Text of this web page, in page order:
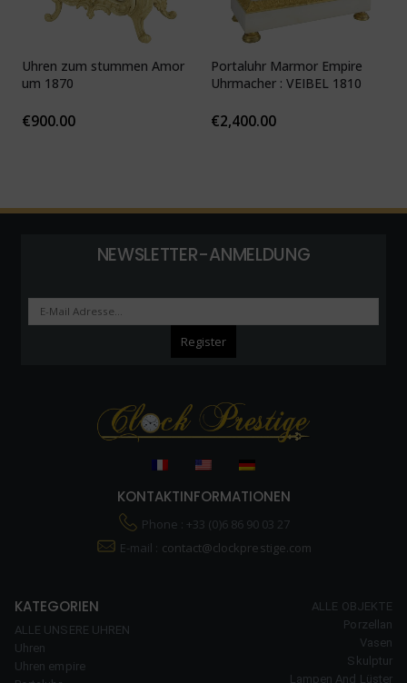
Uhren zum stummen Amor
um 1870
€900.00
Portaluhr Marmor Empire
Uhrmacher : VEIBEL 1810
€2,400.00
NEWSLETTER-ANMELDUNG
KONTAKTINFORMATIONEN
Phone : +33 (0)6 86 90 03 27
E-mail : contact@clockprestige.com
KATEGORIEN
ALLE UNSERE UHREN
Uhren
Uhren empire
ALLE OBJEKTE
Porzellan
Vasen
Skulptur
Lampen And Lüster